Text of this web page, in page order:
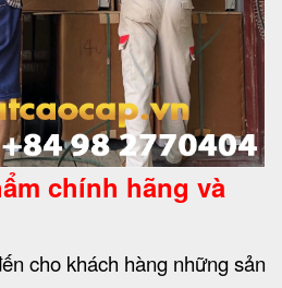
chính hãng và
cho khách hàng những sản